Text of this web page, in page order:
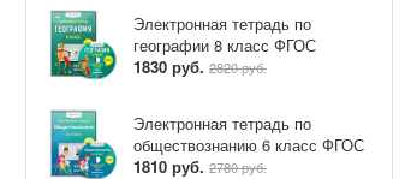
Электронная тетрадь по
географии 8 класс ФГОС
1830 руб. 2820 руб.
Электронная тетрадь по
обществознанию 6 класс ФГОС
1810 руб. 2780 руб.